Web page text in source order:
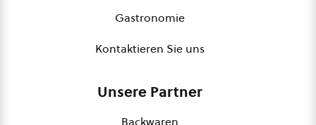
Gastronomie
Kontaktieren Sie uns
Unsere Partner
Backwaren